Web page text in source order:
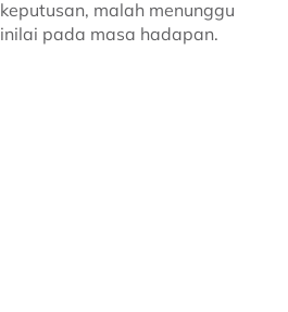
malah menunggu
pada masa hadapan.